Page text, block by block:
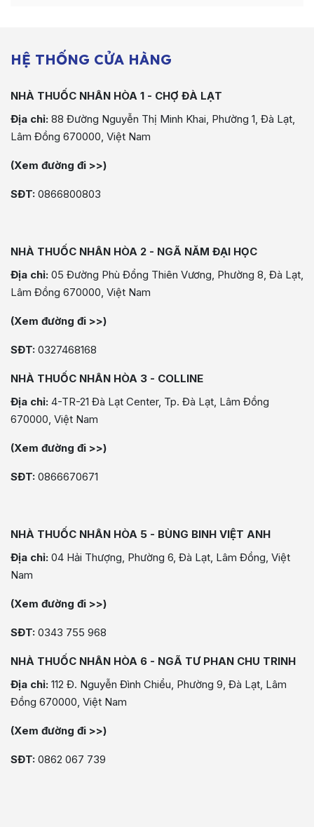
HỆ THỐNG CỬA HÀNG
NHÀ THUỐC NHÂN HÒA 1 - CHỢ ĐÀ LẠT
Địa chỉ: 88 Đường Nguyễn Thị Minh Khai, Phường 1, Đà Lạt,
Lâm Đồng 670000, Việt Nam
(Xem đường đi >>)
SĐT: 0866800803
NHÀ THUỐC NHÂN HÒA 2 - NGÃ NĂM ĐẠI HỌC
Địa chỉ: 05 Đường Phù Đổng Thiên Vương, Phường 8, Đà Lạt,
Lâm Đồng 670000, Việt Nam
(Xem đường đi >>)
SĐT: 0327468168
NHÀ THUỐC NHÂN HÒA 3 - COLLINE
Địa chỉ: 4-TR-21 Đà Lạt Center, Tp. Đà Lạt, Lâm Đồng
670000, Việt Nam
(Xem đường đi >>)
SĐT: 0866670671
NHÀ THUỐC NHÂN HÒA 5 - BÙNG BINH VIỆT ANH
Địa chỉ: 04 Hải Thượng, Phường 6, Đà Lạt, Lâm Đồng, Việt
Nam
(Xem đường đi >>)
SĐT: 0343 755 968
NHÀ THUỐC NHÂN HÒA 6 - NGÃ TƯ PHAN CHU TRINH
Địa chỉ: 112 Đ. Nguyễn Đình Chiểu, Phường 9, Đà Lạt, Lâm
Đồng 670000, Việt Nam
(Xem đường đi >>)
SĐT: 0862 067 739